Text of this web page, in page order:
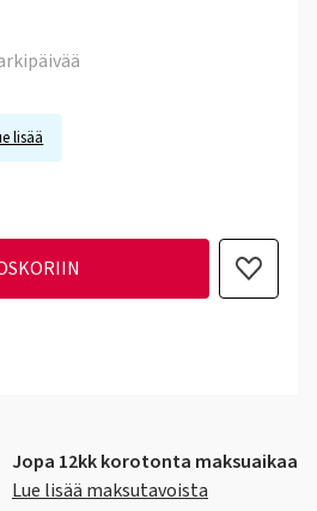
lisää
Jopa 12kk korotonta maksuaikaa
Lue lisää maksutavoista